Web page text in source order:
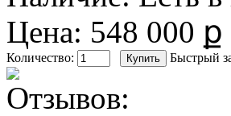
Цена: 548 000 ք
Количество: Быстрый